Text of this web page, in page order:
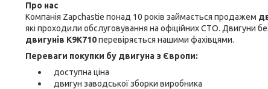
Про нас
Компанія Zapchastie понад 10 років займається продажем
які проходили обслуговування на офіційних СТО. Двигуни
двигунів K9K710перевіряється нашими фахівцями.
Переваги покупки бу двигуна з Європи:
доступна ціна
двигун заводської зборки виробника